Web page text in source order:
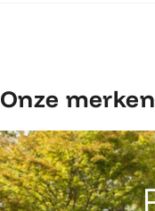
Onze merken